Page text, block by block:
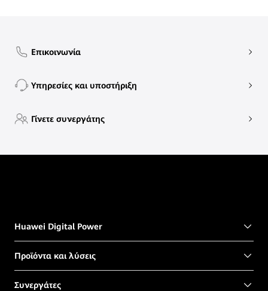
Επικοινωνία
Υπηρεσίες και υποστήριξη
Γίνετε συνεργάτης
Huawei Digital Power
Προϊόντα και λύσεις
Συνεργάτες